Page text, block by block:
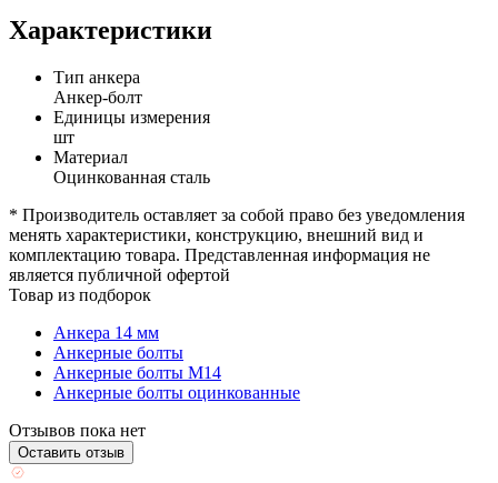
Характеристики
Тип анкера
Анкер-болт
Единицы измерения
шт
Материал
Оцинкованная сталь
* Производитель оставляет за собой право без уведомления
менять характеристики, конструкцию, внешний вид и
комплектацию товара. Представленная информация не
является публичной офертой
Товар из подборок
Анкера 14 мм
Анкерные болты
Анкерные болты М14
Анкерные болты оцинкованные
Отзывов пока нет
Оставить отзыв